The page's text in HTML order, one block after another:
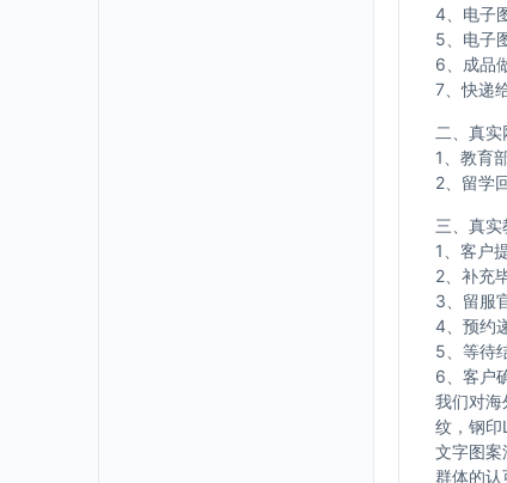
4、电子
5、电子
6、成品
7、快递
二、真
1、教育
2、留学
三、真
1、客户
2、补充
3、留服
4、预约
5、等待
6、客户
我们对海
纹，钢印
文字图案
群体的认